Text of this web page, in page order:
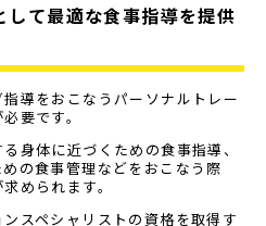
て最適な食事指導を提供
導をおこなうパーソナルトレー
要です。
身体に近づくための食事指導、
の食事管理などをおこなう際
められます。
スペシャリストの資格を取得す